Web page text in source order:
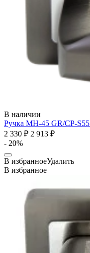
В наличии
Ручка MH-45 GR/CP-S55
2 330 ₽ 2 913 ₽
- 20%
В избранноеУдалить
В избранное